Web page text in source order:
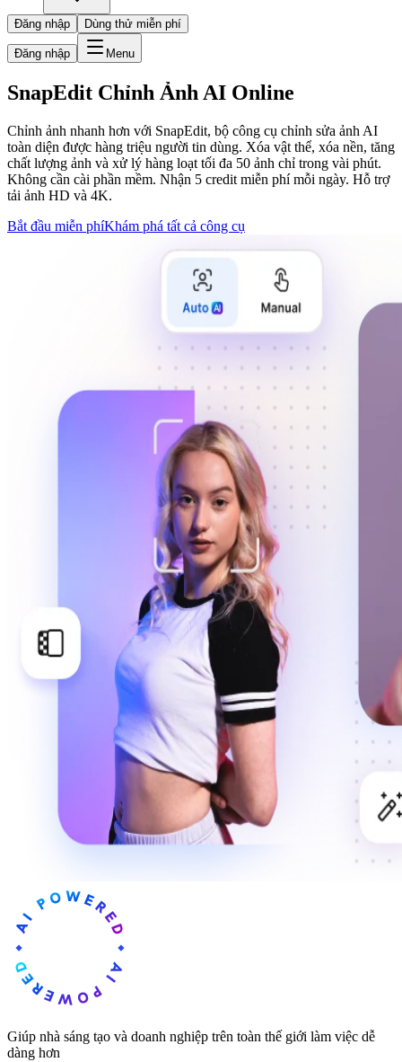
Đăng nhập Dùng thử miễn phí
Đăng nhập Menu
SnapEdit Chỉnh Ảnh AI Online
Chỉnh ảnh nhanh hơn với SnapEdit, bộ công cụ chỉnh sửa ảnh AI
toàn diện được hàng triệu người tin dùng. Xóa vật thể, xóa nền, tăng
chất lượng ảnh và xử lý hàng loạt tối đa 50 ảnh chỉ trong vài phút.
Không cần cài phần mềm. Nhận 5 credit miễn phí mỗi ngày. Hỗ trợ
tải ảnh HD và 4K.
Bắt đầu miễn phíKhám phá tất cả công cụ
Giúp nhà sáng tạo và doanh nghiệp trên toàn thế giới làm việc dễ
dàng hơn